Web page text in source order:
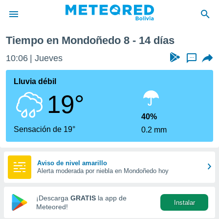
de
ha
para
que se
calidad.
a este
las
y
forma
digital
basada
Tiempo en Mondoñedo 8 - 14 días
10:06 Jueves ...
Lluvia débil
19°
Sensación de 19°
40%
0.2 mm
Aviso de nivel amarillo
Alerta moderada por niebla en Mondoñedo hoy
¡Descarga GRATIS la app de
Meteored!
Instalar